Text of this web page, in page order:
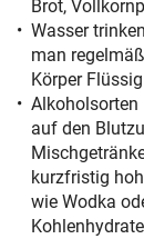
Brot,
Wasser
man
Körper
Alkoholsorten
auf den
kurzfristig
wie Wodka